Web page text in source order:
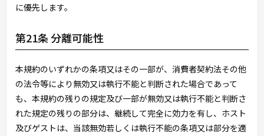
に優先します。
第21条 分離可能性
本規約のいずれかの条項又はその一部が、消費者契約法その他
の法令等により無効又は執行不能と判断された場合であって
も、本規約の残りの規定及び一部が無効又は執行不能と判断さ
れた規定の残りの部分は、継続して完全に効力を有し、ホスト
及びゲストは、当該無効若しくは執行不能の条項又は部分を適